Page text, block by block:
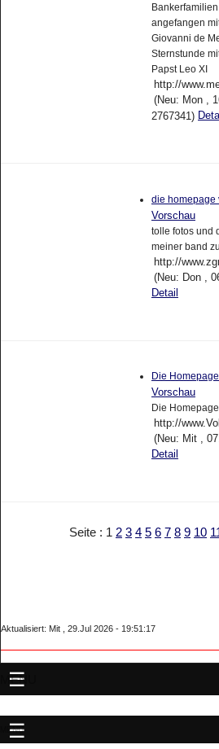
angefangen
Giovanni de
Sternstunde
Papst Leo XI
http://
(Neu: Mon ,
2767341)
die homepage
Vorschau
tolle fotos und
meiner band
http://
(Neu: Don ,
Detail
Die
Vorschau
Die
http://
(Neu: Mit ,
Detail
Seite : 1 2 3 4 5 6 7 8 9 10
Aktualisiert: Mit , 29.Jul 2026 - 19:51:17
MENU
MENU